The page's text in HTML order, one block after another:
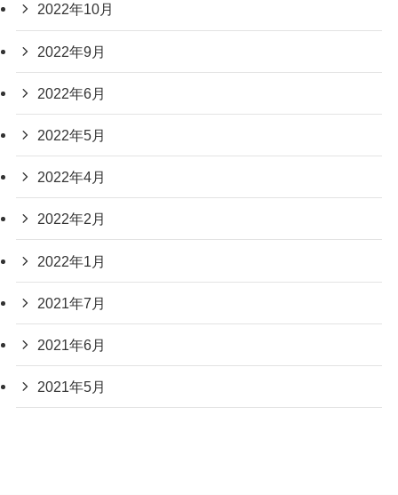
2022年10月
2022年9月
2022年6月
2022年5月
2022年4月
2022年2月
2022年1月
2021年7月
2021年6月
2021年5月